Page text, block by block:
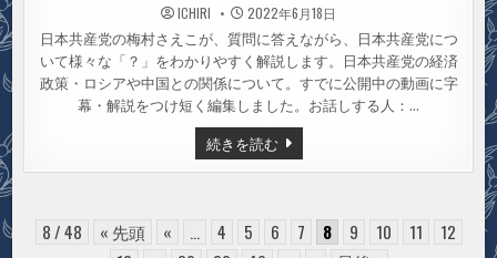
ICHIRI 2022年6月18日
日本共産党の梅村さえこが、質問に答えながら、日本共産党につ
いて様々な「？」をわかりやすく解説します。日本共産党の経済
政策・ロシアや中国との関係について。すでに公開中の動画に字
幕・解説をつけ短く編集しました。お話しする人：…
続きを読む『う
め
CHAT
策
編』
8 / 48 « 先頭 « ... 4 5 6 7 8 9 10 11
12